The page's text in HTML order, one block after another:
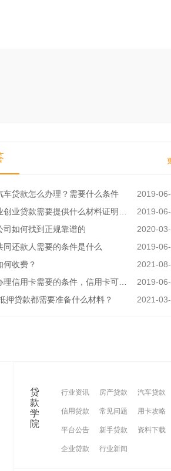
车贷款怎么办理？需要什么条件
2019-
业贷款需要提供什么材料证明呢？
2019-
司如何找到正规靠谱的
2020-
同还款人需要的条件是什么
2019-
何收费？
2021-
用卡需要的条件，信用卡可以异地激活吗
2019-
押贷款都需要准备什么材料？
2021-
贷
款
学
院
行业资讯 房产贷款 汽车贷款
信用贷款 常见问题 用卡攻略
平台公告 新手贷款 资料下载
企业贷款 行业新闻